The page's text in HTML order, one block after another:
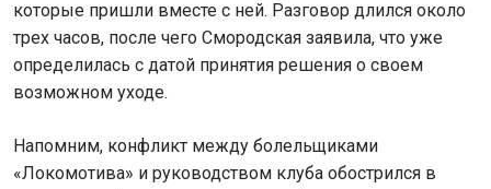
которые пришли вместе с ней. Разговор длился около
трех часов, после чего Смородская заявила, что уже
определилась с датой принятия решения о своем
возможном уходе.
Напомним, конфликт между болельщиками
«Локомотива» и руководством клуба обострился в